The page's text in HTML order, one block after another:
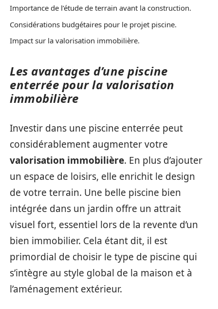
Importance de l’étude de terrain avant la construction.
Considérations budgétaires pour le projet piscine.
Impact sur la valorisation immobilière.
Les avantages d’une piscine
enterrée pour la valorisation
immobilière
Investir dans une piscine enterrée peut
considérablement augmenter votre
valorisation immobilière. En plus d’ajouter
un espace de loisirs, elle enrichit le design
de votre terrain. Une belle piscine bien
intégrée dans un jardin offre un attrait
visuel fort, essentiel lors de la revente d’un
bien immobilier. Cela étant dit, il est
primordial de choisir le type de piscine qui
s’intègre au style global de la maison et à
l’aménagement extérieur.